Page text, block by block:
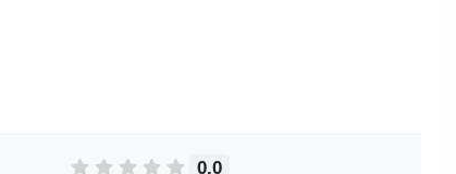
0.0